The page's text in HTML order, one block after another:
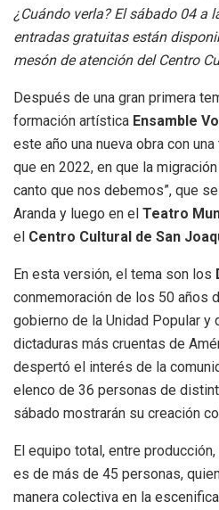
¿Cuándo verla? El sábado 04 a
entradas gratuitas están
mesón de atención del Centro
Después de una gran primera
formación artística Ensamble
este año una nueva obra con
que en 2022, en que la
canto que nos debemos”, que
Aranda y luego en el Teatro
el Centro Cultural de San
En esta versión, el tema son los
conmemoración de los 50 años
gobierno de la Unidad Popular y
dictaduras más cruentas de
despertó el interés de la
elenco de 36 personas de
sábado mostrarán su creación
El equipo total, entre
es de más de 45 personas,
manera colectiva en la